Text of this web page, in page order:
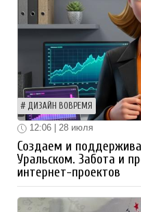
ДИЗАЙН ВОВРЕМЯ
12:06 | 28 июля
Создаем и
Уральском. Забота и
интернет-проектов